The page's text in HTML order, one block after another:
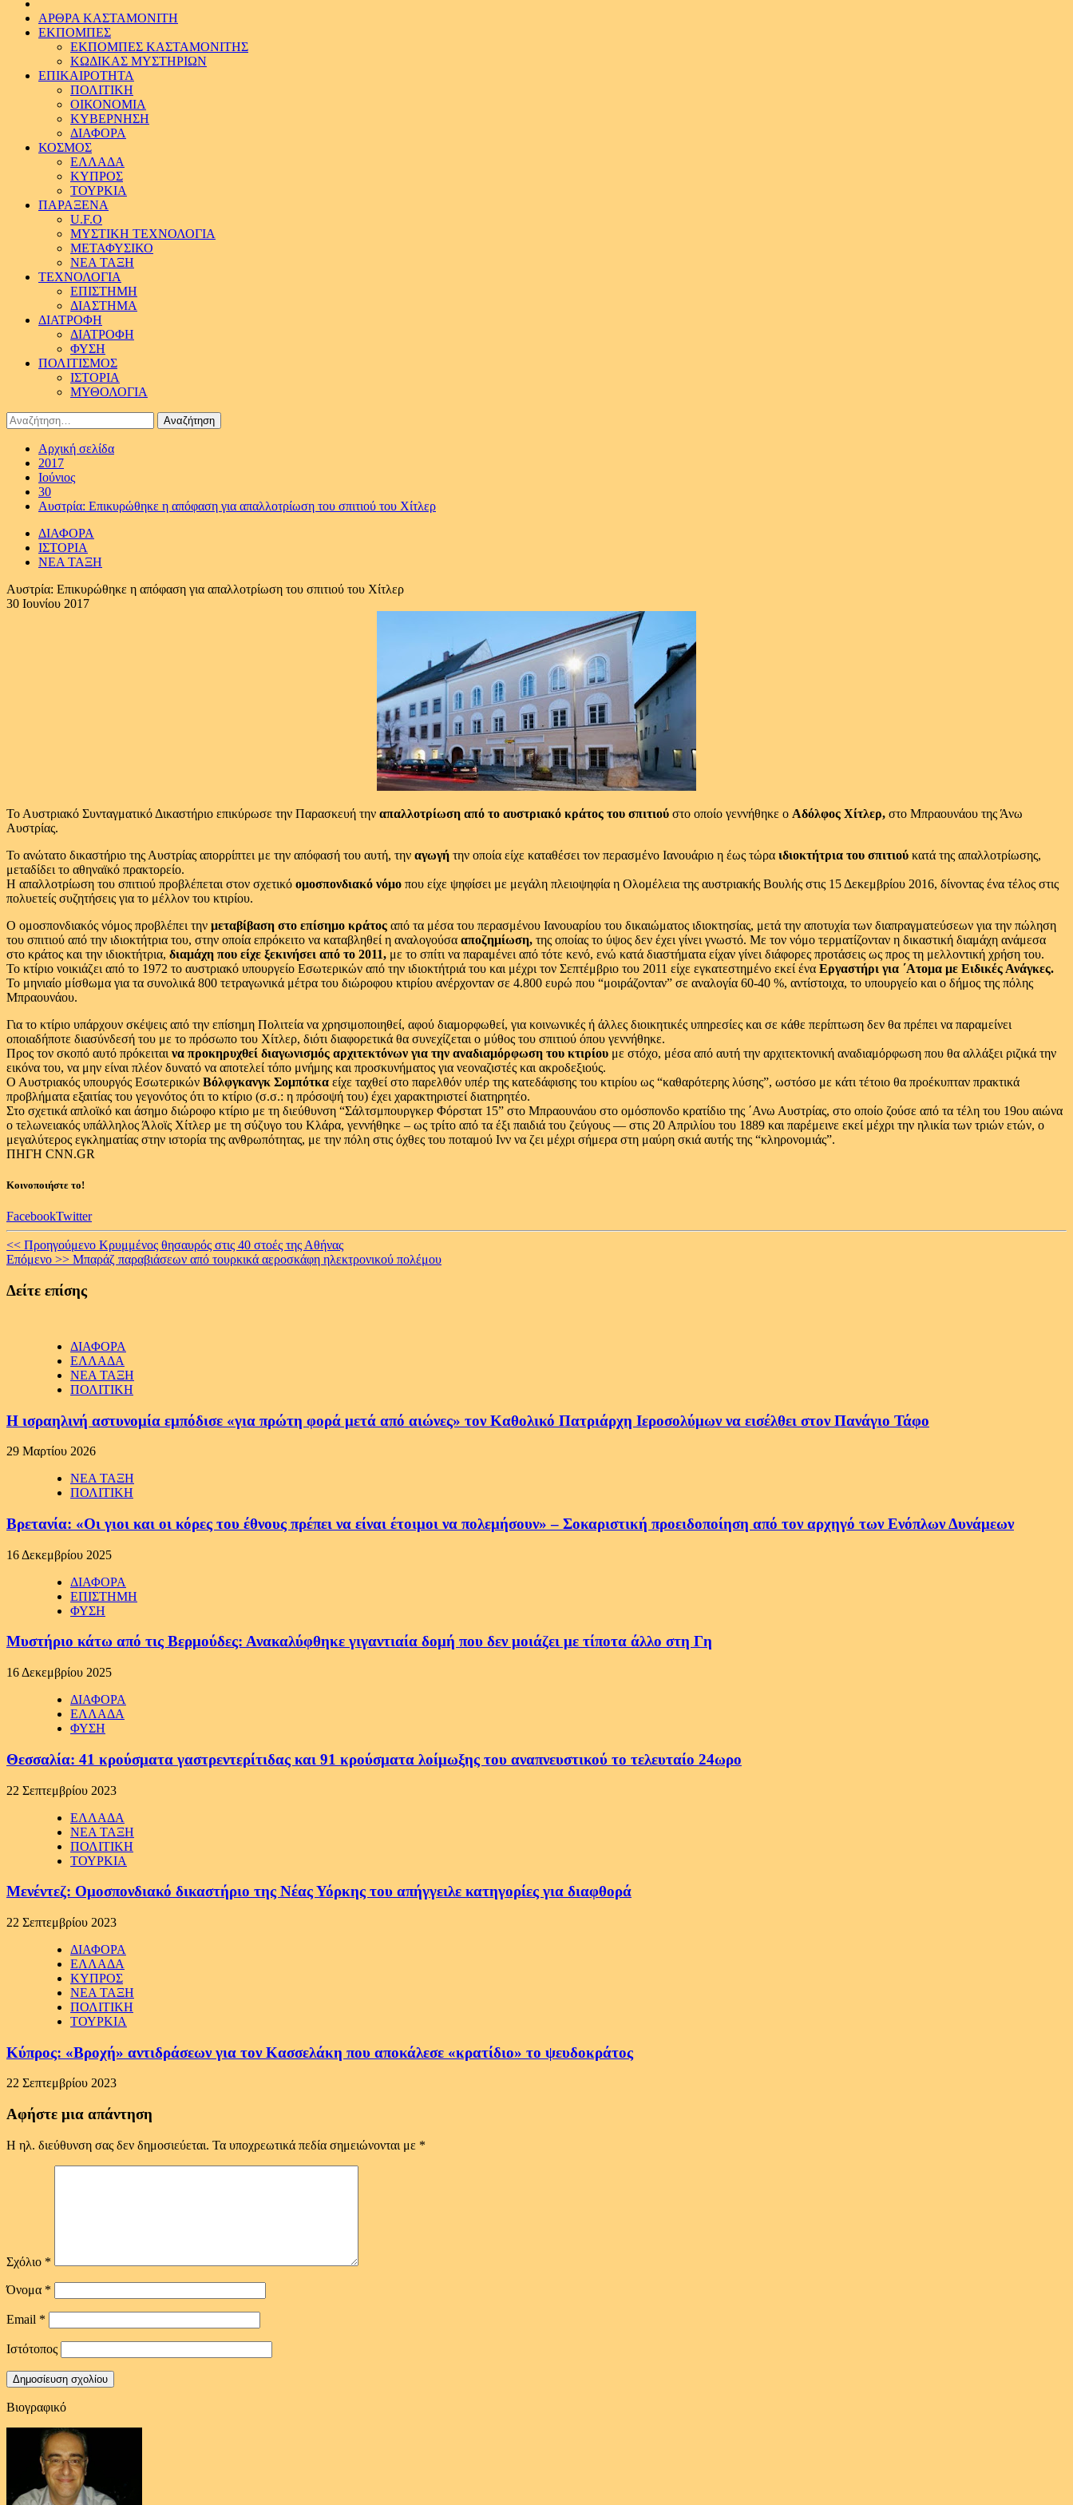
ΑΡΘΡΑ ΚΑΣΤΑΜΟΝΙΤΗ
ΕΚΠΟΜΠΕΣ
ΕΚΠΟΜΠΕΣ ΚΑΣΤΑΜΟΝΙΤΗΣ
ΚΩΔΙΚΑΣ ΜΥΣΤΗΡΙΩΝ
ΕΠΙΚΑΙΡΟΤΗΤΑ
ΠΟΛΙΤΙΚΗ
ΟΙΚΟΝΟΜΙΑ
ΚΥΒΕΡΝΗΣΗ
ΔΙΑΦΟΡΑ
ΚΟΣΜΟΣ
ΕΛΛΑΔΑ
ΚΥΠΡΟΣ
ΤΟΥΡΚΙΑ
ΠΑΡΑΞΕΝΑ
U.F.O
ΜΥΣΤΙΚΗ ΤΕΧΝΟΛΟΓΙΑ
ΜΕΤΑΦΥΣΙΚΟ
ΝΕΑ ΤΑΞΗ
ΤΕΧΝΟΛΟΓΙΑ
ΕΠΙΣΤΗΜΗ
ΔΙΑΣΤΗΜΑ
ΔΙΑΤΡΟΦΗ
ΔΙΑΤΡΟΦΗ
ΦΥΣΗ
ΠΟΛΙΤΙΣΜΟΣ
ΙΣΤΟΡΙΑ
ΜΥΘΟΛΟΓΙΑ
Αναζήτηση
για:
Αρχική σελίδα
2017
Ιούνιος
30
Αυστρία: Επικυρώθηκε η απόφαση για απαλλοτρίωση του σπιτιού του Χίτλερ
ΔΙΑΦΟΡΑ
ΙΣΤΟΡΙΑ
ΝΕΑ ΤΑΞΗ
Αυστρία: Επικυρώθηκε η απόφαση για απαλλοτρίωση του σπιτιού του Χίτλερ
30 Ιουνίου 2017
Το Αυστριακό Συνταγματικό Δικαστήριο επικύρωσε την Παρασκευή την απαλλοτρίωση από το αυστριακό κράτος του σπιτιού στο οποίο γεννήθηκε ο Αδόλφος Χίτλερ, στο Μπραουνάου της Άνω
Αυστρίας.
Το ανώτατο δικαστήριο της Αυστρίας απορρίπτει με την απόφασή του αυτή, την αγωγή την οποία είχε καταθέσει τον περασμένο Ιανουάριο η έως τώρα ιδιοκτήτρια του σπιτιού κατά της απαλλοτρίωσης,
μεταδίδει το αθηναϊκό πρακτορείο.
Η απαλλοτρίωση του σπιτιού προβλέπεται στον σχετικό ομοσπονδιακό νόμο που είχε ψηφίσει με μεγάλη πλειοψηφία η Ολομέλεια της αυστριακής Βουλής στις 15 Δεκεμβρίου 2016, δίνοντας ένα τέλος στις
πολυετείς συζητήσεις για το μέλλον του κτιρίου.
Ο ομοσπονδιακός νόμος προβλέπει την μεταβίβαση στο επίσημο κράτος από τα μέσα του περασμένου Ιανουαρίου του δικαιώματος ιδιοκτησίας, μετά την αποτυχία των διαπραγματεύσεων για την πώληση
του σπιτιού από την ιδιοκτήτρια του, στην οποία επρόκειτο να καταβληθεί η αναλογούσα αποζημίωση, της οποίας το ύψος δεν έχει γίνει γνωστό. Με τον νόμο τερματίζονταν η δικαστική διαμάχη ανάμεσα
στο κράτος και την ιδιοκτήτρια, διαμάχη που είχε ξεκινήσει από το 2011, με το σπίτι να παραμένει από τότε κενό, ενώ κατά διαστήματα είχαν γίνει διάφορες προτάσεις ως προς τη μελλοντική χρήση του.
Το κτίριο νοικιάζει από το 1972 το αυστριακό υπουργείο Εσωτερικών από την ιδιοκτήτριά του και μέχρι τον Σεπτέμβριο του 2011 είχε εγκατεστημένο εκεί ένα Εργαστήρι για ΄Ατομα με Ειδικές Ανάγκες.
Το μηνιαίο μίσθωμα για τα συνολικά 800 τετραγωνικά μέτρα του διώροφου κτιρίου ανέρχονταν σε 4.800 ευρώ που “μοιράζονταν” σε αναλογία 60-40 %, αντίστοιχα, το υπουργείο και ο δήμος της πόλης
Μπραουνάου.
Για το κτίριο υπάρχουν σκέψεις από την επίσημη Πολιτεία να χρησιμοποιηθεί, αφού διαμορφωθεί, για κοινωνικές ή άλλες διοικητικές υπηρεσίες και σε κάθε περίπτωση δεν θα πρέπει να παραμείνει
οποιαδήποτε διασύνδεσή του με το πρόσωπο του Χίτλερ, διότι διαφορετικά θα συνεχίζεται ο μύθος του σπιτιού όπου γεννήθηκε.
Προς τον σκοπό αυτό πρόκειται να προκηρυχθεί διαγωνισμός αρχιτεκτόνων για την αναδιαμόρφωση του κτιρίου με στόχο, μέσα από αυτή την αρχιτεκτονική αναδιαμόρφωση που θα αλλάξει ριζικά την
εικόνα του, να μην είναι πλέον δυνατό να αποτελεί τόπο μνήμης και προσκυνήματος για νεοναζιστές και ακροδεξιούς.
Ο Αυστριακός υπουργός Εσωτερικών Βόλφγκανγκ Σομπότκα είχε ταχθεί στο παρελθόν υπέρ της κατεδάφισης του κτιρίου ως “καθαρότερης λύσης”, ωστόσο με κάτι τέτοιο θα προέκυπταν πρακτικά
προβλήματα εξαιτίας του γεγονότος ότι το κτίριο (σ.σ.: η πρόσοψή του) έχει χαρακτηριστεί διατηρητέο.
Στο σχετικά απλοϊκό και άσημο διώροφο κτίριο με τη διεύθυνση “Σάλτσμπουργκερ Φόρστατ 15” στο Μπραουνάου στο ομόσπονδο κρατίδιο της ΄Ανω Αυστρίας, στο οποίο ζούσε από τα τέλη του 19ου αιώνα
ο τελωνειακός υπάλληλος Άλοϊς Χίτλερ με τη σύζυγο του Κλάρα, γεννήθηκε – ως τρίτο από τα έξι παιδιά του ζεύγους — στις 20 Απριλίου του 1889 και παρέμεινε εκεί μέχρι την ηλικία των τριών ετών, ο
μεγαλύτερος εγκληματίας στην ιστορία της ανθρωπότητας, με την πόλη στις όχθες του ποταμού Ινν να ζει μέχρι σήμερα στη μαύρη σκιά αυτής της “κληρονομιάς”.
ΠΗΓΗ CNN.GR
Κοινοποιήστε το!
FacebookTwitter
Continue
Reading
<< Προηγούμενο Κρυμμένος θησαυρός στις 40 στοές της Αθήνας
Επόμενο >> Μπαράζ παραβιάσεων από τουρκικά αεροσκάφη ηλεκτρονικού πολέμου
Δείτε επίσης
ΔΙΑΦΟΡΑ
ΕΛΛΑΔΑ
ΝΕΑ ΤΑΞΗ
ΠΟΛΙΤΙΚΗ
Η ισραηλινή αστυνομία εμπόδισε «για πρώτη φορά μετά από αιώνες» τον Καθολικό Πατριάρχη Ιεροσολύμων να εισέλθει στον Πανάγιο Τάφο
29 Μαρτίου 2026
ΝΕΑ ΤΑΞΗ
ΠΟΛΙΤΙΚΗ
Βρετανία: «Οι γιοι και οι κόρες του έθνους πρέπει να είναι έτοιμοι να πολεμήσουν» – Σοκαριστική προειδοποίηση από τον αρχηγό των Ενόπλων Δυνάμεων
16 Δεκεμβρίου 2025
ΔΙΑΦΟΡΑ
ΕΠΙΣΤΗΜΗ
ΦΥΣΗ
Μυστήριο κάτω από τις Βερμούδες: Ανακαλύφθηκε γιγαντιαία δομή που δεν μοιάζει με τίποτα άλλο στη Γη
16 Δεκεμβρίου 2025
ΔΙΑΦΟΡΑ
ΕΛΛΑΔΑ
ΦΥΣΗ
Θεσσαλία: 41 κρούσματα γαστρεντερίτιδας και 91 κρούσματα λοίμωξης του αναπνευστικού το τελευταίο 24ωρο
22 Σεπτεμβρίου 2023
ΕΛΛΑΔΑ
ΝΕΑ ΤΑΞΗ
ΠΟΛΙΤΙΚΗ
ΤΟΥΡΚΙΑ
Μενέντεζ: Ομοσπονδιακό δικαστήριο της Νέας Υόρκης του απήγγειλε κατηγορίες για διαφθορά
22 Σεπτεμβρίου 2023
ΔΙΑΦΟΡΑ
ΕΛΛΑΔΑ
ΚΥΠΡΟΣ
ΝΕΑ ΤΑΞΗ
ΠΟΛΙΤΙΚΗ
ΤΟΥΡΚΙΑ
Κύπρος: «Βροχή» αντιδράσεων για τον Κασσελάκη που αποκάλεσε «κρατίδιο» το ψευδοκράτος
22 Σεπτεμβρίου 2023
Αφήστε μια απάντηση
Η ηλ. διεύθυνση σας δεν δημοσιεύεται. Τα υποχρεωτικά πεδία σημειώνονται με *
Σχόλιο *
Όνομα *
Email *
Ιστότοπος
Βιογραφικό